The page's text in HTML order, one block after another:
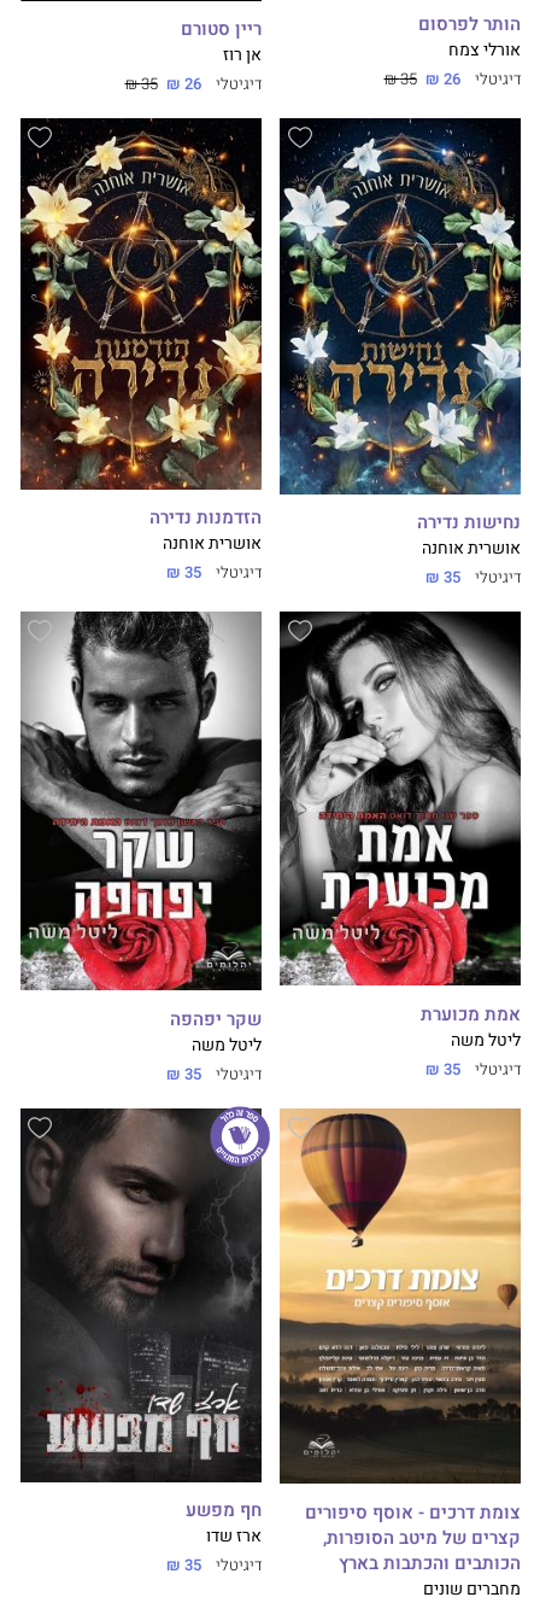
הותר לפרסום
אורלי צמח
דיגיטלי 26 ₪
35 ₪
ריין סטורם
אן רוז
דיגיטלי 26 ₪
35 ₪
נחישות נדירה
אושרית אוחנה
דיגיטלי 35 ₪
הזדמנות נדירה
אושרית אוחנה
דיגיטלי 35 ₪
אמת מכוערת
ליטל משה
דיגיטלי 35 ₪
שקר יפהפה
ליטל משה
דיגיטלי 35 ₪
צומת דרכים - אוסף סיפורים
קצרים של מיטב הסופרות,
הכותבים והכתבות בארץ
מחברים שונים
חף מפשע
ארז שדו
דיגיטלי 35 ₪